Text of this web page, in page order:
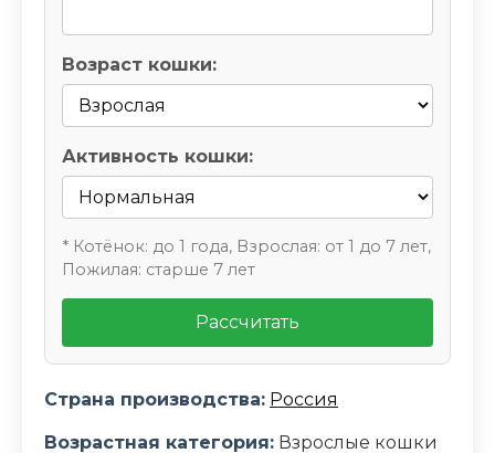
Возраст кошки:
Активность кошки:
* Котёнок: до 1 года, Взрослая: от 1 до 7 лет,
Пожилая: старше 7 лет
Рассчитать
Страна производства: Россия
Возрастная категория: Взрослые кошки